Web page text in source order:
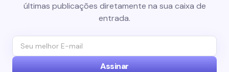
últimas publicações diretamente na sua caixa de
entrada.
Assinar